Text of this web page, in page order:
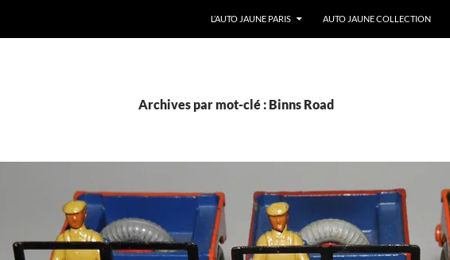
L’AUTO JAUNE PARIS
AUTO JAUNE COLLECTION
Archives par mot-clé : Binns Road